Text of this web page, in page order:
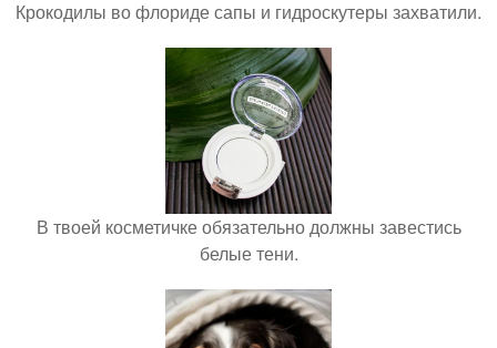
Крокодилы во флориде сапы и гидроскутеры захватили.
В твоей косметичке обязательно должны завестись
белые тени.